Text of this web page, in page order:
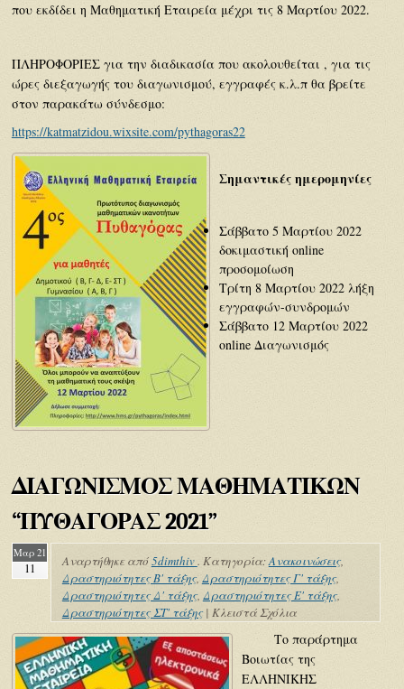
που εκδίδει η Μαθηματική Εταιρεία μέχρι τις 8 Μαρτίου 2022.
ΠΛΗΡΟΦΟΡΙΕΣ για την διαδικασία που ακολουθείται , για τις
ώρες διεξαγωγής του διαγωνισμού, εγγραφές κ.λ.π θα βρείτε
στον παρακάτω σύνδεσμο:
https://katmatzidou.wixsite.com/pythagoras22
Σημαντικές ημερομηνίες
Σάββατο 5 Μαρτίου 2022
δοκιμαστική online
προσομοίωση
Τρίτη 8 Μαρτίου 2022 λήξη
εγγραφών-συνδρομών
Σάββατο 12 Μαρτίου 2022
online Διαγωνισμός
ΔΙΑΓΩΝΙΣΜΟΣ ΜΑΘΗΜΑΤΙΚΩΝ
“ΠΥΘΑΓΟΡΑΣ 2021”
Μαρ 21
11 Αναρτήθηκε από5dimthiv. Κατηγορία:Ανακοινώσεις,
Δραστηριότητες Β' τάξης, Δραστηριότητες Γ' τάξης,
Δραστηριότητες Δ' τάξης, Δραστηριότητες Ε' τάξης,
Δραστηριότητες ΣΤ' τάξης| Κλειστά Σχόλια
Το παράρτημα
Βοιωτίας της
ΕΛΛΗΝΙΚΗΣ